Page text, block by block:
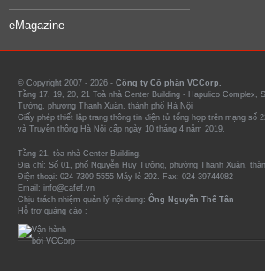
eMagazine
© Copyright 2007 - 2026 - Công ty Cổ phần VCCorp.
Tầng 17, 19, 20, 21 Toà nhà Center Building - Hapulico Complex,
Tưởng, phường Thanh Xuân, thành phố Hà Nội
Giấy phép thiết lập trang thông tin điện tử tổng hợp trên mạng số
và Truyền thông Hà Nội cấp ngày 10 tháng 4 năm 2019.
Tầng 21, tòa nhà Center Building.
Địa chỉ: Số 01, phố Nguyễn Huy Tưởng, phường Thanh Xuân,
Điện thoại: 024 7309 5555 Máy lẻ 292. Fax: 024-39744082
Email: info@cafef.vn
Chịu trách nhiệm quản lý nội dung: Ông Nguyễn Thế Tân
Hỗ trợ quảng cáo :